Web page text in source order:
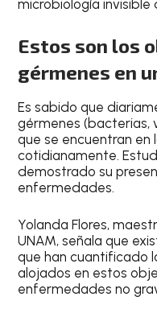
microbiología invisible
Estos son los
gérmenes en
Es sabido que
gérmenes (bacterias,
que se encuentran en
cotidianamente.
demostrado su
enfermedades.
Yolanda Flores,
UNAM, señala que
que han cuantificado
alojados en estos
enfermedades no